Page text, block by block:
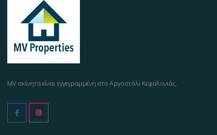
MV ακίνητα είναι εγγεγραμμένη στο Αργοστόλι Κεφαλονιάς.